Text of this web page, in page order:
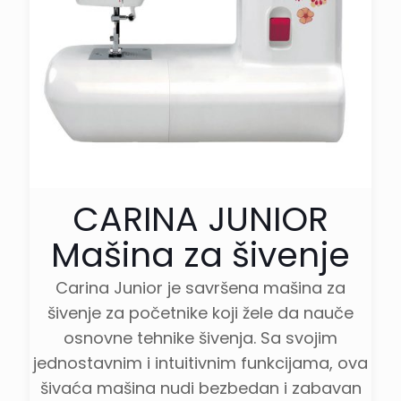
Rezač konca -
ručni
Elektronska
papučica
Šivenje unazad
Dugmići
7 različitih rupica,
Automatska
jednostepena
rupica za dugme
Max. brzina
1000 uboda/min
Zaštita od
CARINA JUNIOR
Mašina za šivenje
Carina Junior je savršena mašina za
šivenje za početnike koji žele da nauče
osnovne tehnike šivenja. Sa svojim
jednostavnim i intuitivnim funkcijama, ova
šivaća mašina nudi bezbedan i zabavan